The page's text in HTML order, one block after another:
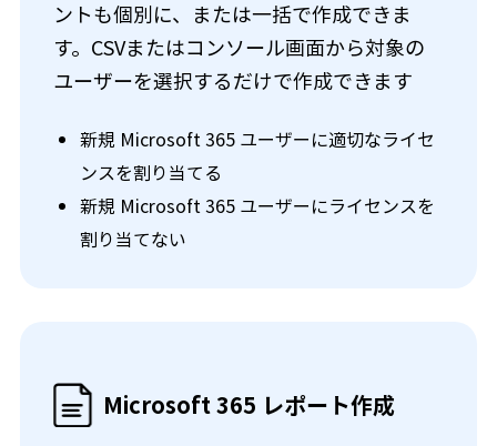
ントも個別に、または一括で作成できま
す。CSVまたはコンソール画面から対象の
ユーザーを選択するだけで作成できます
新規 Microsoft 365 ユーザーに適切なライセ
ンスを割り当てる
新規 Microsoft 365 ユーザーにライセンスを
割り当てない
Microsoft 365 レポート作成